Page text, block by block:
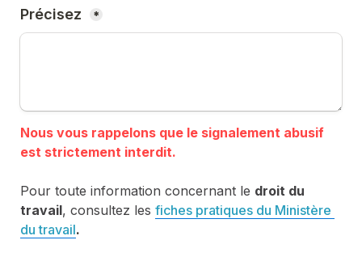
Précisez *
Nous vous rappelons que le signalement abusif
Pour toute information concernant le droit du
travail, consultez les fiches pratiques du Ministère
du travail